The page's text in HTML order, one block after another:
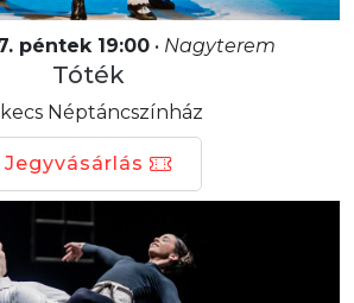
péntek 19:00 • Nagyterem
Tóték
Néptáncszínház
Jegyvásárlás